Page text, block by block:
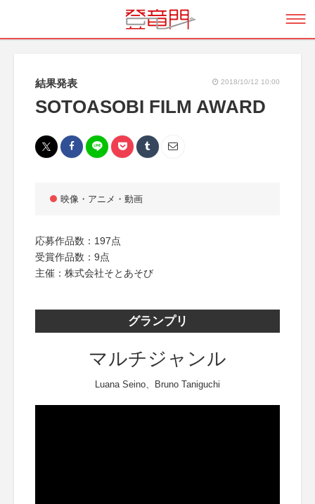
結果発表 2018/10/12 10:00
SOTOASOBI FILM AWARD
映像・アニメ・動画
応募作品数：197点
受賞作品数：9点
主催：株式会社そとあそび
グランプリ
マルチジャンル
Luana Seino、Bruno Taniguchi